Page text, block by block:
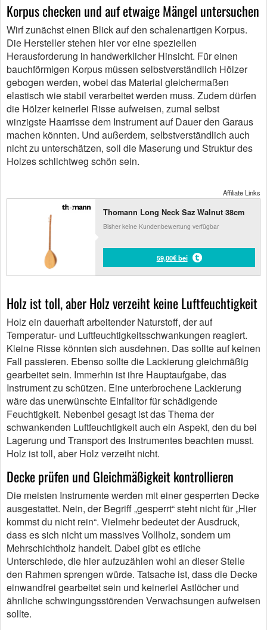
Korpus checken und auf etwaige Mängel untersuchen
Wirf zunächst einen Blick auf den schalenartigen Korpus.
Die Hersteller stehen hier vor eine speziellen
Herausforderung in handwerklicher Hinsicht. Für einen
bauchförmigen Korpus müssen selbstverständlich Hölzer
gebogen werden, wobei das Material gleichermaßen
elastisch wie stabil verarbeitet werden muss. Zudem dürfen
die Hölzer keinerlei Risse aufweisen, zumal selbst
winzigste Haarrisse dem Instrument auf Dauer den Garaus
machen könnten. Und außerdem, selbstverständlich auch
nicht zu unterschätzen, soll die Maserung und Struktur des
Holzes schlichtweg schön sein.
Affiliate Links
Thomann Long Neck Saz Walnut 38cm
Bisher keine Kundenbewertung verfügbar
59,00€ bei
Holz ist toll, aber Holz verzeiht keine Luftfeuchtigkeit
Holz ein dauerhaft arbeitender Naturstoff, der auf
Temperatur- und Luftfeuchtigkeitsschwankungen reagiert.
Kleine Risse könnten sich ausdehnen. Das sollte auf keinen
Fall passieren. Ebenso sollte die Lackierung gleichmäßig
gearbeitet sein. Immerhin ist ihre Hauptaufgabe, das
Instrument zu schützen. Eine unterbrochene Lackierung
wäre das unerwünschte Einfalltor für schädigende
Feuchtigkeit. Nebenbei gesagt ist das Thema der
schwankenden Luftfeuchtigkeit auch ein Aspekt, den du bei
Lagerung und Transport des Instrumentes beachten musst.
Holz ist toll, aber Holz verzeiht nicht.
Decke prüfen und Gleichmäßigkeit kontrollieren
Die meisten Instrumente werden mit einer gesperrten Decke
ausgestattet. Nein, der Begriff „gesperrt“ steht nicht für „Hier
kommst du nicht rein“. Vielmehr bedeutet der Ausdruck,
dass es sich nicht um massives Vollholz, sondern um
Mehrschichtholz handelt. Dabei gibt es etliche
Unterschiede, die hier aufzuzählen wohl an dieser Stelle
den Rahmen sprengen würde. Tatsache ist, dass die Decke
einwandfrei gearbeitet sein und keinerlei Astlöcher und
ähnliche schwingungsstörenden Verwachsungen aufweisen
sollte.